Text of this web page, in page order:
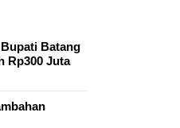
Batang
Rp300 Juta